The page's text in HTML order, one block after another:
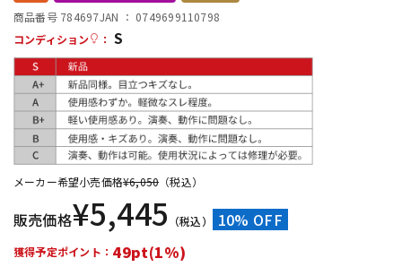
配信/ライブ機器
中古 ヴィンテージ
商品番号 784697JAN ： 0749699110798
コンディション
： S
メーカー希望小売価格¥6,050 （税込）
販売価格¥5,445 （税込） 10% OFF
獲得予定ポイント： 49pt(1%)